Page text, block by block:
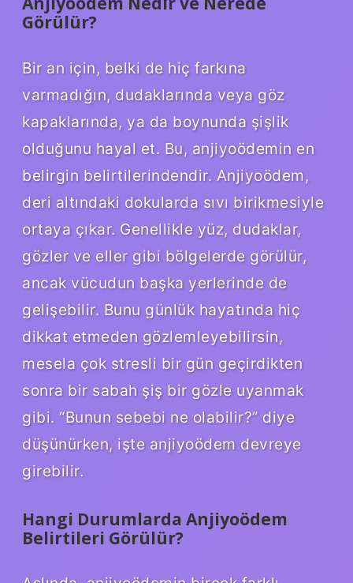
Görülür?
Bir an için, belki de hiç farkına
varmadığın, dudaklarında veya göz
kapaklarında, ya da boynunda şişlik
olduğunu hayal et. Bu, anjiyoödemin en
belirgin belirtilerindendir. Anjiyoödem,
deri altındaki dokularda sıvı birikmesiyle
ortaya çıkar. Genellikle yüz, dudaklar,
gözler ve eller gibi bölgelerde görülür,
ancak vücudun başka yerlerinde de
gelişebilir. Bunu günlük hayatında hiç
dikkat etmeden gözlemleyebilirsin,
mesela çok stresli bir gün geçirdikten
sonra bir sabah şiş bir gözle uyanmak
gibi. “Bunun sebebi ne olabilir?” diye
düşünürken, işte anjiyoödem devreye
girebilir.
Hangi Durumlarda Anjiyoödem
Belirtileri Görülür?